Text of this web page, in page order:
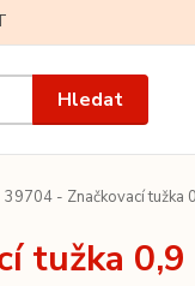
Hledat
39704 - Značkovací tužka
tužka